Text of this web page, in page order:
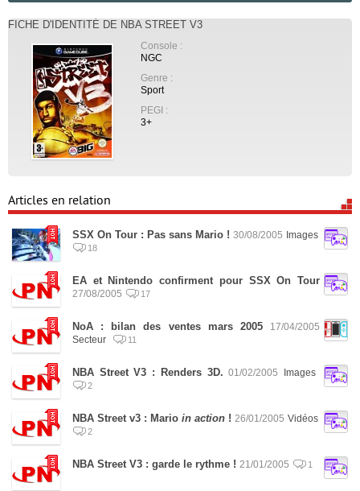
FICHE D'IDENTITÉ DE NBA STREET V3
Console :
NGC
Genre :
Sport
PEGI :
3+
Articles en relation
SSX On Tour : Pas sans Mario ! 30/08/2005 Images
18
EA et Nintendo confirment pour SSX On Tour
27/08/2005 17
NoA : bilan des ventes mars 2005
17/04/2005
Secteur
11
NBA Street V3 : Renders 3D. 01/02/2005 Images
2
NBA Street v3 : Mario in action ! 26/01/2005 Vidéos
2
NBA Street V3 : garde le rythme ! 21/01/2005 1